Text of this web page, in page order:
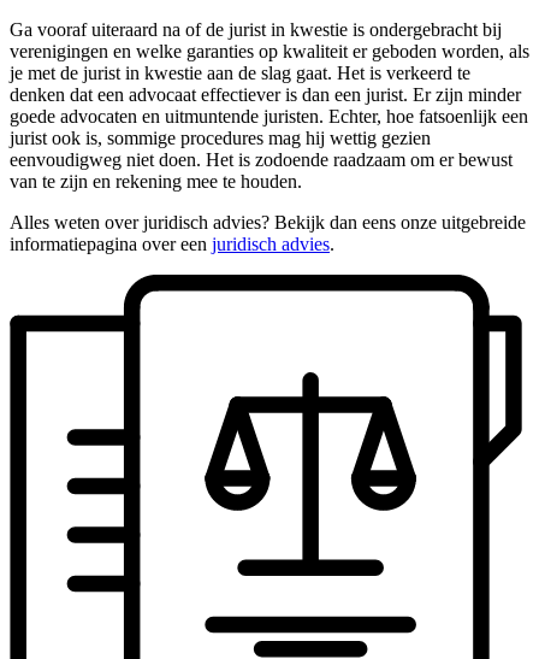
Ga vooraf uiteraard na of de jurist in kwestie is ondergebracht bij
verenigingen en welke garanties op kwaliteit er geboden worden, als
je met de jurist in kwestie aan de slag gaat. Het is verkeerd te
denken dat een advocaat effectiever is dan een jurist. Er zijn minder
goede advocaten en uitmuntende juristen. Echter, hoe fatsoenlijk een
jurist ook is, sommige procedures mag hij wettig gezien
eenvoudigweg niet doen. Het is zodoende raadzaam om er bewust
van te zijn en rekening mee te houden.
Alles weten over juridisch advies? Bekijk dan eens onze uitgebreide
informatiepagina over een juridisch advies.